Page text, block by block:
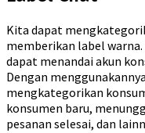
Kita dapat
memberikan label
dapat menandai akun
Dengan
mengkategorikan
konsumen baru,
pesanan selesai, dan